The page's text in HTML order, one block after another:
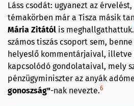
Láss csodát: ugyanezt az
témakörben már a Tisza másik
Mária Zitától is meghallgathattuk.
számos tiszás csoport sem,
helyeslő kommentárjaival, illetve
kapcsolódó gondolataival, mely
pénzügyminiszter az anyák
gonoszság"-nak nevezte.6